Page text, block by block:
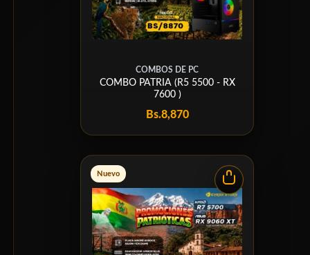
COMBOS DE PC
COMBO PATRIA (R5 5500 - RX
7600 )
Bs.8,870
Nuevo